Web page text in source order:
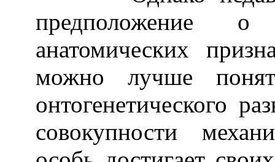
предположение
анатомических
можно лучше
онтогенетического
совокупности